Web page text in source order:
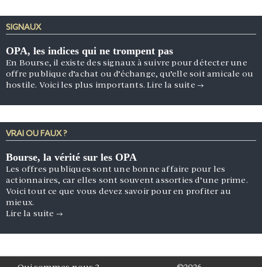
SIGNAUX
OPA, les indices qui ne trompent pas
En Bourse, il existe des signaux à suivre pour détecter une
offre publique d’achat ou d’échange, qu’elle soit amicale ou
hostile. Voici les plus importants.Lire la suite →
VRAI OU FAUX ?
Bourse, la vérité sur les OPA
Les offres publiques sont une bonne affaire pour les
actionnaires, car elles sont souvent assorties d’une prime.
Voici tout ce que vous devez savoir pour en profiter au
mieux.
Lire la suite →